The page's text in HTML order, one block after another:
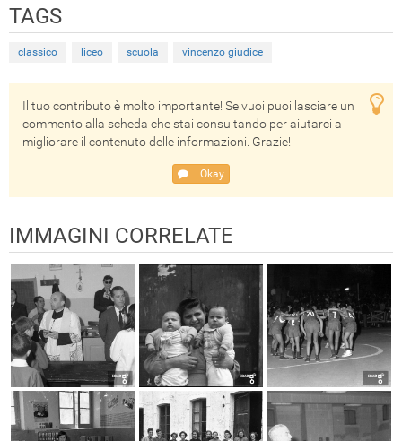
TAGS
classico liceo scuola vincenzo giudice
Il tuo contributo è molto importante! Se vuoi puoi lasciare un
commento alla scheda che stai consultando per aiutarci a
migliorare il contenuto delle informazioni. Grazie!
Okay
IMMAGINI CORRELATE